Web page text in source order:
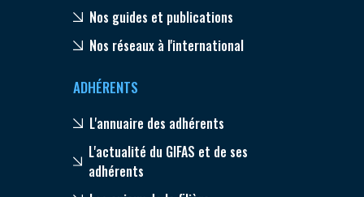
Nos guides et publications
Nos réseaux à l'international
ADHÉRENTS
L'annuaire des adhérents
L'actualité du GIFAS et de ses
adhérents